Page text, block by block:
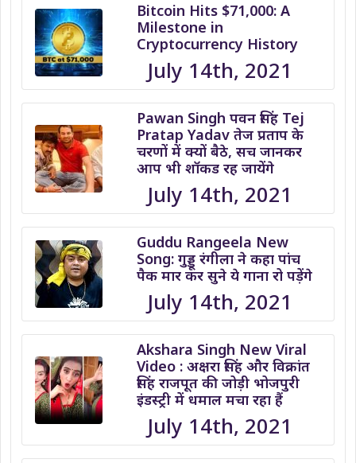
Bitcoin Hits $71,000: A
Milestone in
Cryptocurrency History
July 14th, 2021
Pawan Singh पवन सिंह Tej
Pratap Yadav तेज प्रताप के
चरणों में क्यों बैठे, सच जानकर
आप भी शॉकड रह जायेंगे
July 14th, 2021
Guddu Rangeela New
Song: गुड्डू रंगीला ने कहा पांच
पैक मार कर सुने ये गाना रो पड़ेंगे
July 14th, 2021
Akshara Singh New Viral
Video : अक्षरा सिंह और विक्रांत
सिंह राजपूत की जोड़ी भोजपुरी
इंडस्ट्री में धमाल मचा रहा हैं
July 14th, 2021